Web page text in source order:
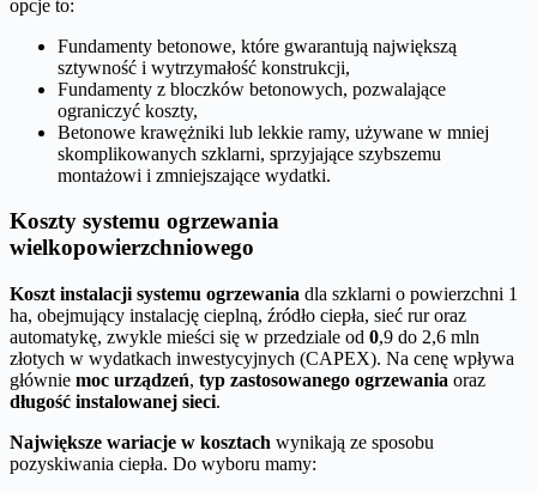
opcje to:
Fundamenty betonowe, które gwarantują największą
sztywność i wytrzymałość konstrukcji,
Fundamenty z bloczków betonowych, pozwalające
ograniczyć koszty,
Betonowe krawężniki lub lekkie ramy, używane w mniej
skomplikowanych szklarni, sprzyjające szybszemu
montażowi i zmniejszające wydatki.
Koszty systemu ogrzewania
wielkopowierzchniowego
Koszt instalacji systemu ogrzewania dla szklarni o powierzchni 1
ha, obejmujący instalację cieplną, źródło ciepła, sieć rur oraz
automatykę, zwykle mieści się w przedziale od 0,9 do 2,6 mln
złotych w wydatkach inwestycyjnych (CAPEX). Na cenę wpływa
głównie moc urządzeń, typ zastosowanego ogrzewania oraz
długość instalowanej sieci.
Największe wariacje w kosztach wynikają ze sposobu
pozyskiwania ciepła. Do wyboru mamy: